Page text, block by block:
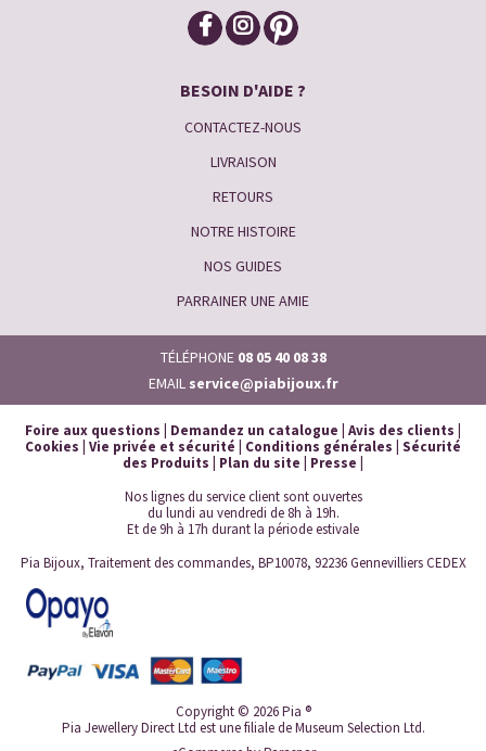
BESOIN D'AIDE ?
CONTACTEZ-NOUS
LIVRAISON
RETOURS
NOTRE HISTOIRE
NOS GUIDES
PARRAINER UNE AMIE
TÉLÉPHONE 08 05 40 08 38
EMAIL service@piabijoux.fr
Foire aux questions Demandez un catalogue Avis des clients
Cookies Vie privée et sécurité Conditions générales Sécurité
des Produits
Plan du site Presse
Nos lignes du service client sont ouvertes
du lundi au vendredi de 8h à 19h.
Et de 9h à 17h durant la période estivale
Pia Bijoux, Traitement des commandes, BP10078, 92236 Gennevilliers CEDEX
Copyright © 2026 Pia ®
Pia Jewellery Direct Ltd est une filiale de Museum Selection Ltd.